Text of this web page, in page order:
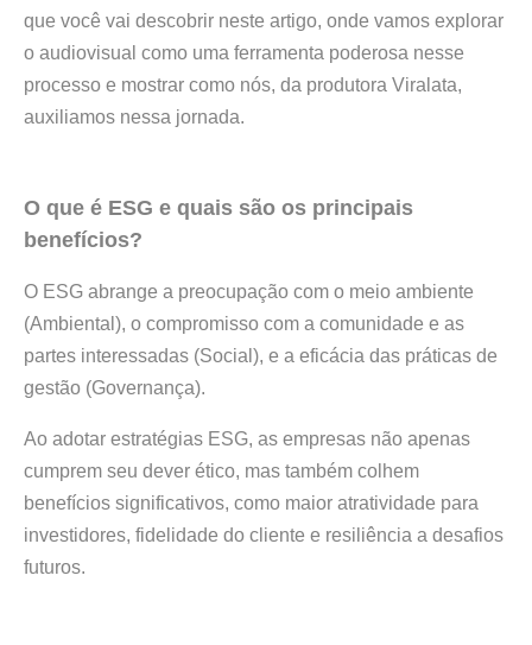
que você vai descobrir neste artigo, onde vamos explorar
o audiovisual como uma ferramenta poderosa nesse
processo e mostrar como nós, da produtora Viralata,
auxiliamos nessa jornada.
O que é ESG e quais são os principais
benefícios?
O ESG abrange a preocupação com o meio ambiente
(Ambiental), o compromisso com a comunidade e as
partes interessadas (Social), e a eficácia das práticas de
gestão (Governança).
Ao adotar estratégias ESG, as empresas não apenas
cumprem seu dever ético, mas também colhem
benefícios significativos, como maior atratividade para
investidores, fidelidade do cliente e resiliência a desafios
futuros.